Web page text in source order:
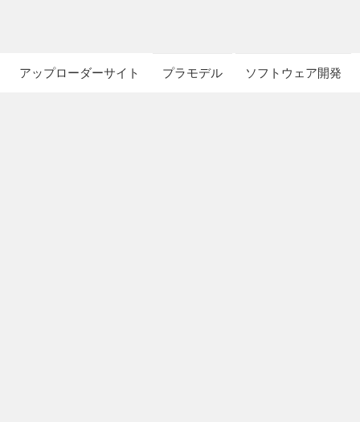
アップローダーサイト プラモデル ソフトウェア開発